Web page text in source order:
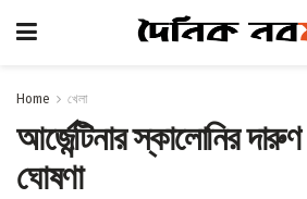
Home খেলা
আর্জেন্টিনার স্কালোনির
ঘোষণা